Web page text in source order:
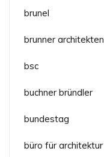
brunel
brunner architekten
bsc
buchner bründler
bundestag
büro für architektur